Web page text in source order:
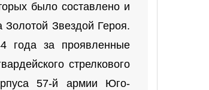
было составлено и
Золотой Звездой Героя.
года за проявленные
стрелкового
57-й армии Юго-